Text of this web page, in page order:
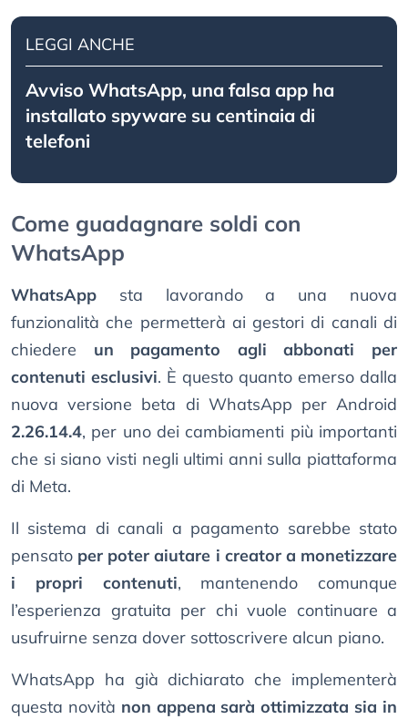
LEGGI ANCHE
Avviso WhatsApp, una falsa app ha
installato spyware su centinaia di
telefoni
Come guadagnare soldi con
WhatsApp
WhatsApp sta lavorando a una nuova
funzionalità che permetterà ai gestori di canali di
chiedere un pagamento agli abbonati per
contenuti esclusivi. È questo quanto emerso dalla
nuova versione beta di WhatsApp per Android
2.26.14.4, per uno dei cambiamenti più importanti
che si siano visti negli ultimi anni sulla piattaforma
di Meta.
Il sistema di canali a pagamento sarebbe stato
pensato per poter aiutare i creator a monetizzare
i propri contenuti, mantenendo comunque
l’esperienza gratuita per chi vuole continuare a
usufruirne senza dover sottoscrivere alcun piano.
WhatsApp ha già dichiarato che implementerà
questa novità non appena sarà ottimizzata sia in